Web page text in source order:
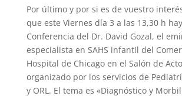
Por último y por si es de vuestro
que este Viernes día 3 a las 13,30 h
Conferencia del Dr. David Gozal, el
especialista en SAHS infantil del
Hospital de Chicago en el Salón de
organizado por los servicios de
y ORL. El tema es «Diagnóstico y